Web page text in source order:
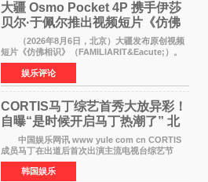
大疆 Osmo Pocket 4P 携手伊莎
贝尔·于佩尔推出视频短片《仿佛
相识》
（2026年8月6日，北京）大疆发布原创视频
短片《仿佛相识》（FAMILIARIT&Eacute;）。
视频短片由戛纳国际电影节最佳女演员伊莎贝尔·
于佩尔（Isabelle Huppert）主演，全程使用大
疆首款双主摄口
娱乐评论
CORTIS马丁综艺首秀大放异彩！
自曝“是时候开启马丁热潮了” 北
美巡演火热进行中
中国娱乐网讯 www yule com cn CORTIS
成员马丁在出道后首次出演主流电视台综艺节
目，展现了多才多艺的魅力。 马丁出演了5日
播出的MBC《Radio Star》Fashion与Passion
韩国娱乐